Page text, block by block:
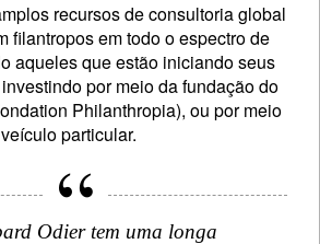
recursos de consultoria global
filantropos em todo o espectro de
aqueles que estão iniciando seus
por meio da fundação do
Philanthropia), ou por meio
particular.
Odier tem uma longa